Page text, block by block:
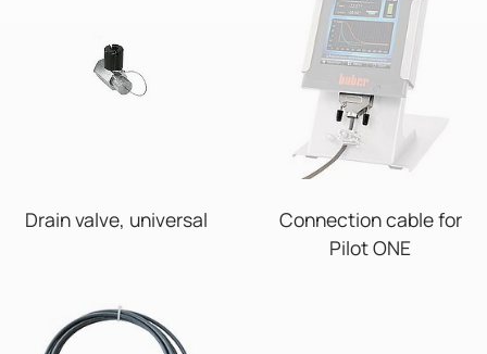
Drain valve, universal
Connection cable for
Pilot ONE